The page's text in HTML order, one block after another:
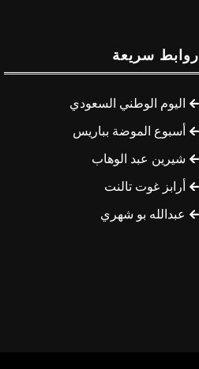
روابط سريعة
اليوم الوطني السعودي
أسبوع الموضة بباريس
شيرين عبد الوهاب
أرابز غوت تالنت
عبدالله بو شهري